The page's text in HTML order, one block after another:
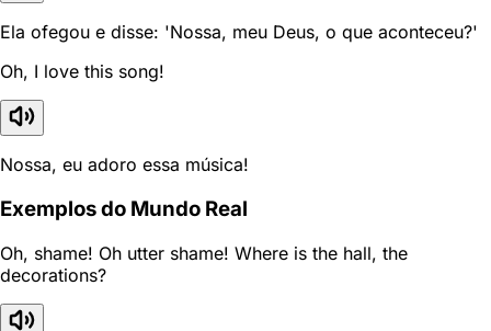
Ela ofegou e disse: 'Nossa, meu Deus, o que aconteceu?'
Oh, I love this song!
Nossa, eu adoro essa música!
Exemplos do Mundo Real
Oh, shame! Oh utter shame! Where is the hall, the
decorations?